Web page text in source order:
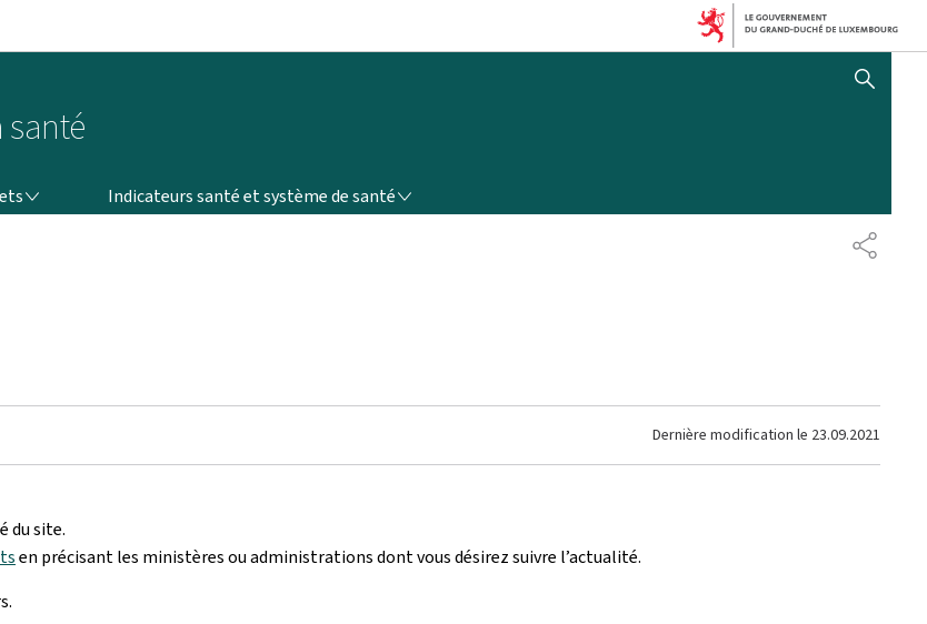
AFFICHER / MASQUER
Indicateurs santé et système de santé
Dernière modification le 23.09.2021
du site.
en précisant les ministères ou administrations dont vous désirez suivre l’actualité.